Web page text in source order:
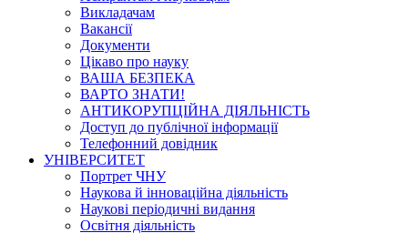
Викладачам
Вакансії
Документи
Цікаво про науку
ВАША БЕЗПЕКА
ВАРТО ЗНАТИ!
АНТИКОРУПЦІЙНА ДІЯЛЬНІСТЬ
Доступ до публічної інформації
Телефонний довідник
УНІВЕРСИТЕТ
Портрет ЧНУ
Наукова й інноваційна діяльність
Наукові періодичні видання
Освітня діяльність